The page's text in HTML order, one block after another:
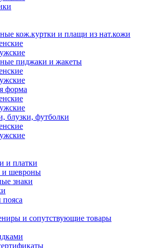
кож.куртки и плащи из нат.кожи
пиджаки и жакеты
форма
блузки, футболки
и платки
шевроны
знаки
и сопутствующие товары